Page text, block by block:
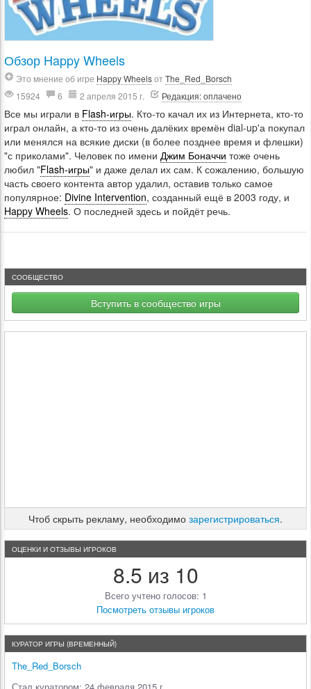
Обзор Happy Wheels
Это мнение об игре Happy WheelsотThe_Red_Borsch
15924
6 2 апреля 2015 г. Редакция: оплачено
Все мы играли в Flash-игры. Кто-то качал их из Интернета, кто-то
играл онлайн, а кто-то из очень далёких времён dial-up'а покупал
или менялся на всякие диски (в более позднее время и флешки)
"с приколами". Человек по имени Джим Боначчи тоже очень
любил "Flash-игры" и даже делал их сам. К сожалению, большую
часть своего контента автор удалил, оставив только самое
популярное: Divine Intervention, созданный ещё в 2003 году, и
Happy Wheels. О последней здесь и пойдёт речь.
СООБЩЕСТВО
Вступить в сообщество игры
Чтоб скрыть рекламу, необходимо зарегистрироваться.
ОЦЕНКИ И ОТЗЫВЫ ИГРОКОВ
8.5 из 10
Всего учтено голосов: 1
Посмотреть отзывы игроков
КУРАТОР ИГРЫ (ВРЕМЕННЫЙ)
The_Red_Borsch